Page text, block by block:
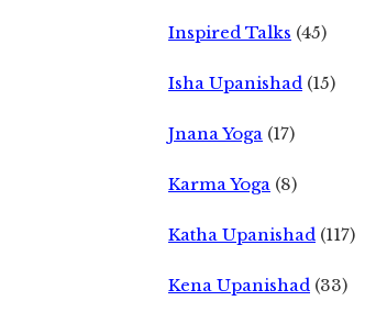
Inspired Talks (45)
Isha Upanishad (15)
Jnana Yoga (17)
Karma Yoga (8)
Katha Upanishad (117)
Kena Upanishad (33)